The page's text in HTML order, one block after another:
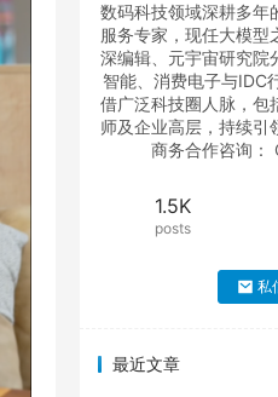
数码科技领域深耕多年
服务专家，现任大模型
深编辑、元宇宙研究院
智能、消费电子与IDC
借广泛科技圈人脉，包
师及企业高层，持续引
商务合作咨询：
1.5K
posts
私
最近文章